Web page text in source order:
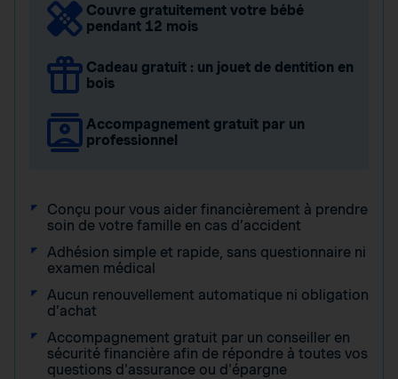
Couvre gratuitement votre bébé
pendant 12 mois
Cadeau gratuit : un jouet de dentition en
bois
Accompagnement gratuit par un
professionnel
Conçu pour vous aider financièrement à prendre
soin de votre famille en cas d’accident
Adhésion simple et rapide, sans questionnaire ni
examen médical
Aucun renouvellement automatique ni obligation
d’achat
Accompagnement gratuit par un conseiller en
sécurité financière afin de répondre à toutes vos
questions d'assurance ou d'épargne